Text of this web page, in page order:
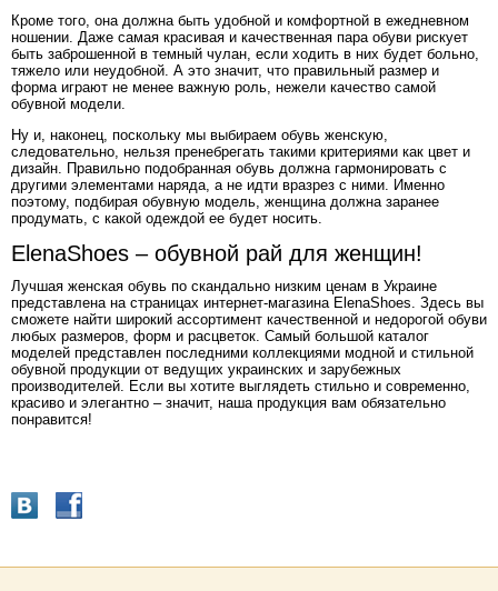
Кроме того, она должна быть удобной и комфортной в ежедневном
ношении. Даже самая красивая и качественная пара обуви рискует
быть заброшенной в темный чулан, если ходить в них будет больно,
тяжело или неудобной. А это значит, что правильный размер и
форма играют не менее важную роль, нежели качество самой
обувной модели.
Ну и, наконец, поскольку мы выбираем обувь женскую,
следовательно, нельзя пренебрегать такими критериями как цвет и
дизайн. Правильно подобранная обувь должна гармонировать с
другими элементами наряда, а не идти вразрез с ними. Именно
поэтому, подбирая обувную модель, женщина должна заранее
продумать, с какой одеждой ее будет носить.
ElenaShoes – обувной рай для женщин!
Лучшая женская обувь по скандально низким ценам в Украине
представлена на страницах интернет-магазина ElenaShoes. Здесь вы
сможете найти широкий ассортимент качественной и недорогой обуви
любых размеров, форм и расцветок. Самый большой каталог
моделей представлен последними коллекциями модной и стильной
обувной продукции от ведущих украинских и зарубежных
производителей. Если вы хотите выглядеть стильно и современно,
красиво и элегантно – значит, наша продукция вам обязательно
понравится!